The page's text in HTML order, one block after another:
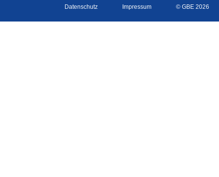
Datenschutz Impressum © GBE 2026